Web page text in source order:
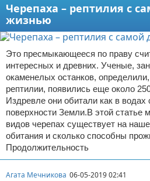
Черепаха – рептилия с
жизнью
Это пресмыкающееся по праву
интересных и древних. Ученые,
окаменелых останков,
рептилии, появились еще около
Издревле они обитали как в водах
поверхности Земли.В этой статье
видов черепах существует на
обитания и сколько способны
Продолжительность
Агата Мечникова 06-05-2019 02:41